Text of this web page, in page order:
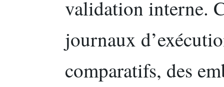
validation interne.
journaux
comparatifs, des